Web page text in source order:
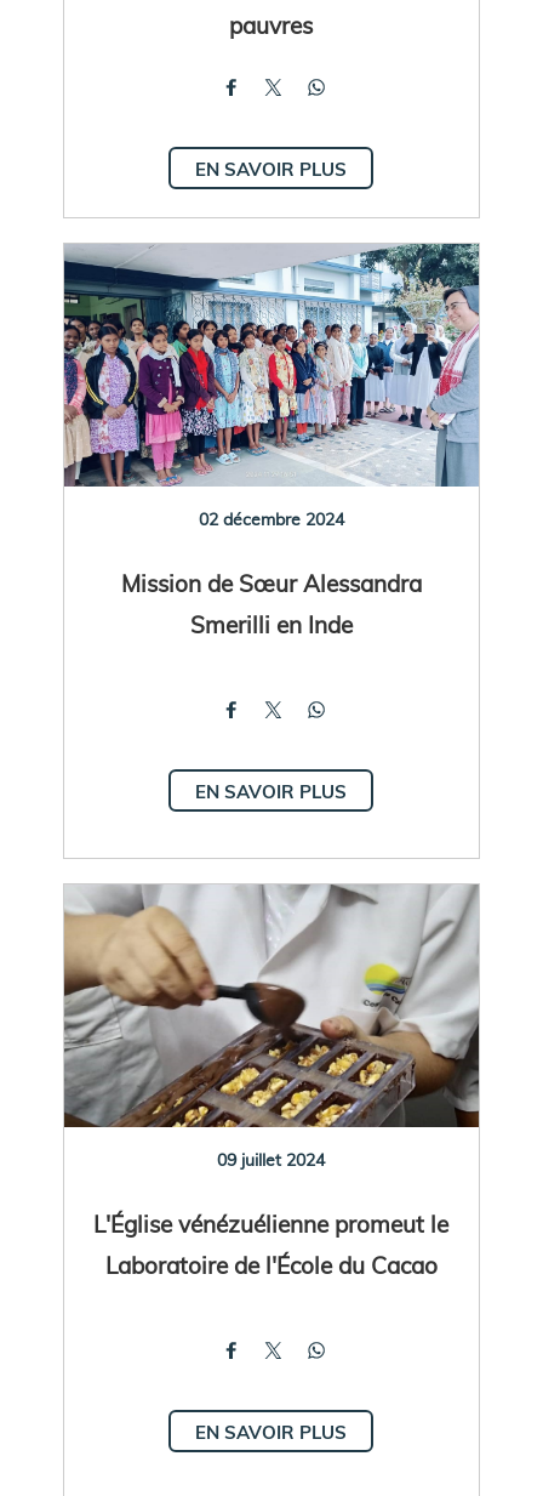
pauvres
EN SAVOIR PLUS
02 décembre 2024
Mission de Sœur Alessandra
Smerilli en Inde
EN SAVOIR PLUS
09 juillet 2024
L'Église vénézuélienne promeut le
Laboratoire de l'École du Cacao
EN SAVOIR PLUS